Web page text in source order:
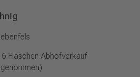
Flaschen Abhofverkauf